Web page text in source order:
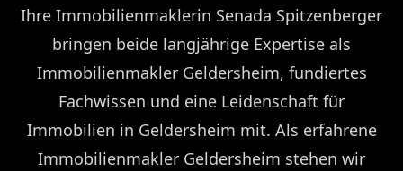
Ihre Immobilienmaklerin Senada Spitzenberger
bringen beide langjährige Expertise als
Immobilienmakler Geldersheim, fundiertes
Fachwissen und eine Leidenschaft für
Immobilien in Geldersheim mit. Als erfahrene
Immobilienmakler Geldersheim stehen wir